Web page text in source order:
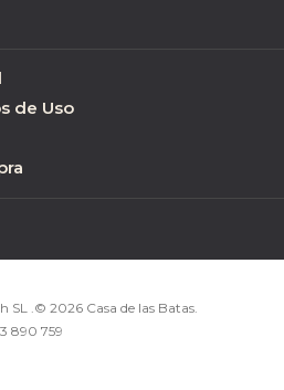
de Uso
SL .© 2026 Casa de las Batas.
890 759